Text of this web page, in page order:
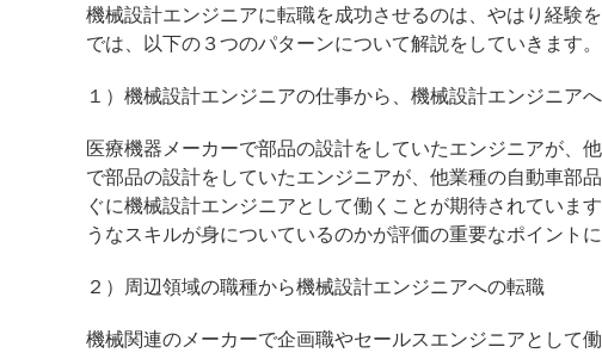
機械設計エンジニアに転職を成功させるのは、やはり経験
では、以下の３つのパターンについて解説をしていきます。
１）機械設計エンジニアの仕事から、機械設計エンジニア
医療機器メーカーで部品の設計をしていたエンジニアが、
で部品の設計をしていたエンジニアが、他業種の自動車部
ぐに機械設計エンジニアとして働くことが期待されていま
うなスキルが身についているのかが評価の重要なポイントに
２）周辺領域の職種から機械設計エンジニアへの転職
機械関連のメーカーで企画職やセールスエンジニアとして